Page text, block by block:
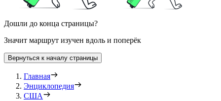
Дошли до конца страницы?
Значит маршрут изучен вдоль и поперёк
Вернуться к началу страницы
Главная
Энциклопедия
США